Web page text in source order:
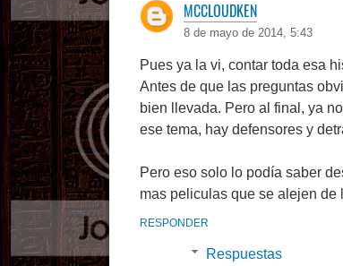
MCCLOUDKEN
8 de mayo de 2014, 5:43
Pues ya la vi, contar toda esa
Antes de que las preguntas
bien llevada. Pero al final, ya
ese tema, hay defensores y
Pero eso solo lo podía saber
mas peliculas que se alejen de
RESPONDER
Respuestas